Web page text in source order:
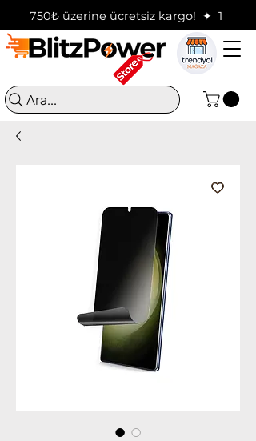
750₺ üzerine ücretsiz kargo!  ✦
Ara...